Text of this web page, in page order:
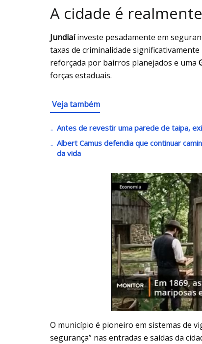
A cidade é
Jundiaíinveste pesadamente em
taxas de criminalidade significativamente
reforçada por bairros planejados e uma
forças estaduais.
Veja também
Antes de revestir uma parede de taipa,
Albert Camus defendia que continuar
da vida
O município é pioneiro em sistemas de
segurança” nas entradas e saídas da